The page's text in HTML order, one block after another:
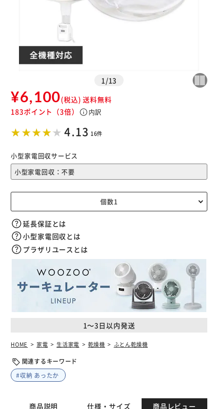
1 /13
¥6,100(税込) 送料無料
183ポイント （3倍） info内訳
4.13 16件
1～3日以内発送
小型家電回収サービス
延長保証とは
小型家電回収とは
プラザリユースとは
HOME 家電 生活家電 乾燥機 ふとん乾燥機
関連するキーワード
#収納 あったか
商品説明 仕様・サイズ 商品レビュー
※ご確認ください
カートに入れる